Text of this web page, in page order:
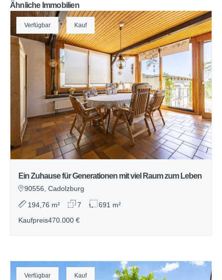
Ähnliche Immobilien
Verfügbar Kauf
Ein Zuhause für Generationen mit viel Raum zum Leben
90556, Cadolzburg
194,76 m² 7
691 m²
Kaufpreis470.000 €
Verfügbar Kauf